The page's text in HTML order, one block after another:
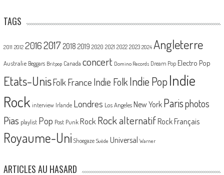
TAGS
2011 2012 20162017 2018 2019 2020 2021 2022 2023 2024 Angleterre
Australie Beggars Britpop Canada concert Domino Records Dream Pop Electro Pop
Etats-UnisFolk France Indie FolkIndie PopIndie
Rock interview Irlande Londres Los Angeles New York Parisphotos
Pias playlist Pop Post Punk Rock Rock alternatif Rock Français
Royaume-Uni Shoegaze Suède Universal Warner
ARTICLES AU HASARD